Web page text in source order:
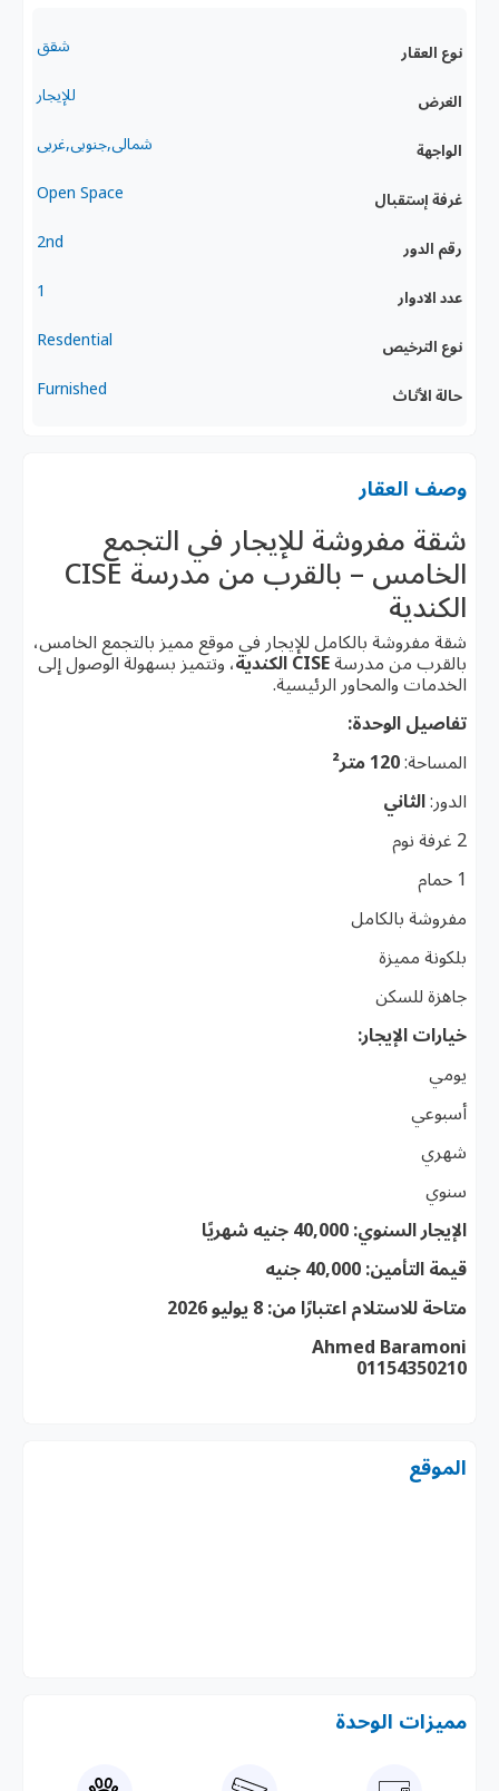
نوع العقار شقق
الغرض للإيجار
الواجهة شمالى,جنوبى,غربى
غرفة إستقبال Open Space
رقم الدور 2nd
عدد الادوار 1
نوع الترخيص Resdential
حالة الأثاث Furnished
وصف العقار
شقة مفروشة للإيجار في التجمع
الخامس – بالقرب من مدرسة CISE
الكندية
شقة مفروشة بالكامل للإيجار في موقع مميز بالتجمع الخامس،
بالقرب من مدرسةCISE الكندية
، وتتميز بسهولة الوصول إلى
الخدمات والمحاور الرئيسية.
تفاصيل الوحدة:
المساحة:120 متر²
الدور:الثاني
2 غرفة نوم
1 حمام
مفروشة بالكامل
بلكونة مميزة
جاهزة للسكن
خيارات الإيجار:
يومي
أسبوعي
شهري
سنوي
الإيجار السنوي: 40,000 جنيه شهريًا
قيمة التأمين: 40,000 جنيه
متاحة للاستلام اعتبارًا من: 8 يوليو 2026
Ahmed Baramoni
01154350210
الموقع
مميزات الوحدة